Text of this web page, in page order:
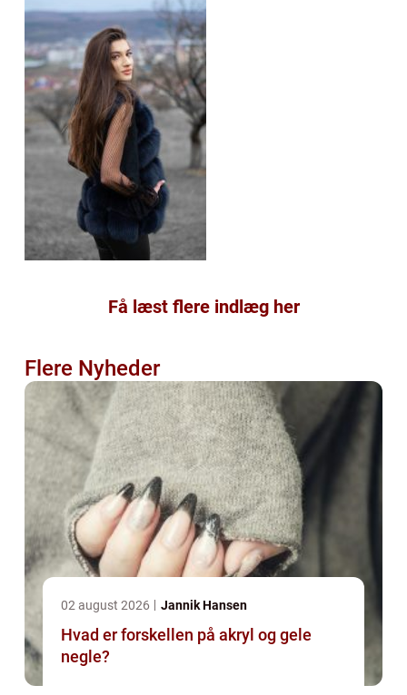
Få læst flere indlæg her
Flere Nyheder
02 august 2026 Jannik Hansen
Hvad er forskellen på akryl og gele
negle?